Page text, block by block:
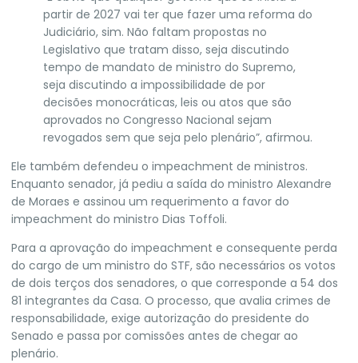
partir de 2027 vai ter que fazer uma reforma do
Judiciário, sim. Não faltam propostas no
Legislativo que tratam disso, seja discutindo
tempo de mandato de ministro do Supremo,
seja discutindo a impossibilidade de por
decisões monocráticas, leis ou atos que são
aprovados no Congresso Nacional sejam
revogados sem que seja pelo plenário”, afirmou.
Ele também defendeu o impeachment de ministros.
Enquanto senador, já pediu a saída do ministro Alexandre
de Moraes e assinou um requerimento a favor do
impeachment do ministro Dias Toffoli.
Para a aprovação do impeachment e consequente perda
do cargo de um ministro do STF, são necessários os votos
de dois terços dos senadores, o que corresponde a 54 dos
81 integrantes da Casa. O processo, que avalia crimes de
responsabilidade, exige autorização do presidente do
Senado e passa por comissões antes de chegar ao
plenário.